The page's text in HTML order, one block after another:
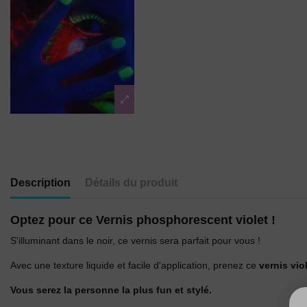
Description Détails du produit
Optez pour ce Vernis phosphorescent violet !
S'illuminant dans le noir, ce vernis sera parfait pour vous !
Avec une texture liquide et facile d'application, prenez ce vernis
Vous serez la personne la plus fun et stylé.